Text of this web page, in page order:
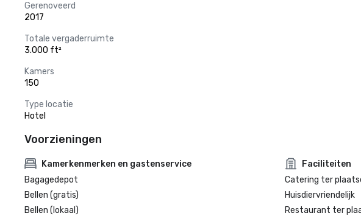
Gerenoveerd
2017
Totale vergaderruimte
3.000 ft²
Kamers
150
Type locatie
Hotel
Voorzieningen
Kamerkenmerken en gastenservice
Bagagedepot
Bellen (gratis)
Bellen (lokaal)
Faciliteiten
Catering ter
Huisdiervriendelijk
Restaurant ter